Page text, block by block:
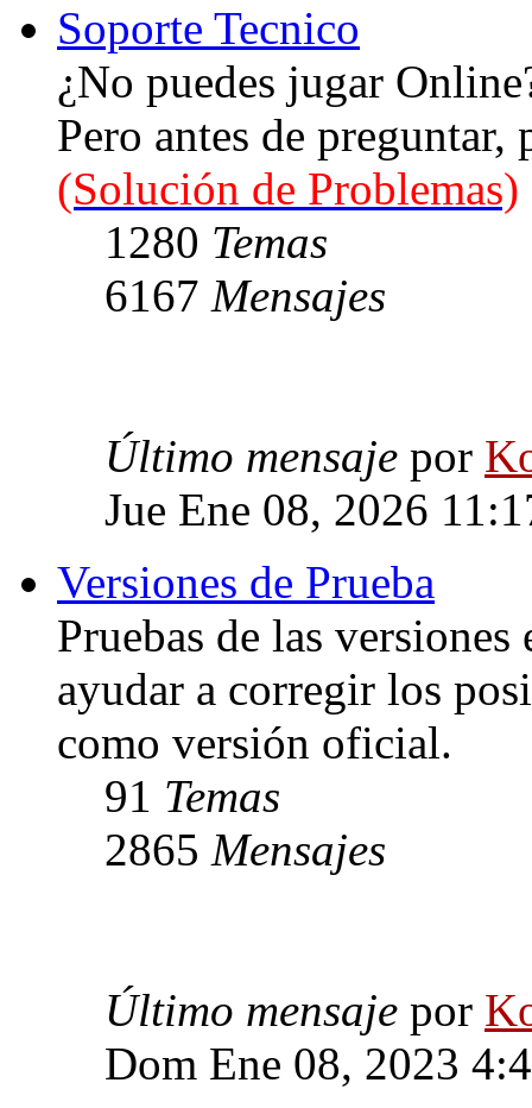
Soporte Tecnico
¿No puedes jugar
Pero antes de
(Solución de Problemas)
1280 Temas
6167 Mensajes
Último mensaje por
Jue Ene 08, 2026
Versiones de Prueba
Pruebas de las
ayudar a corregir los
como versión oficial.
91 Temas
2865 Mensajes
Último mensaje por
Dom Ene 08, 2023